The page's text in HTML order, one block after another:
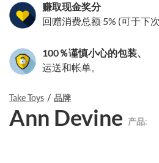
赚取现金奖分
回赠消费总额 5% (可于下
100％谨慎小心的包装、
运送和帐单。
Take Toys 品牌
Ann Devine 产品: